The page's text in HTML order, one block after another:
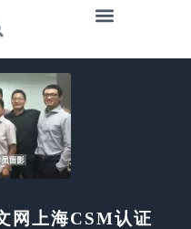
网上海CSM认证